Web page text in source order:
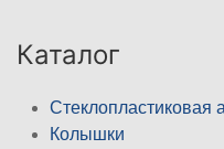
Каталог
Стеклопластиковая
Колышки